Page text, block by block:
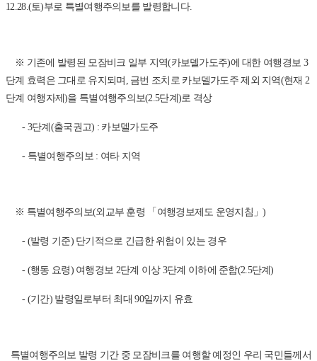
12.28.(토)부로 특별여행주의보를 발령합니다.
※ 기존에 발령된 모잠비크 일부 지역(카보델가도주)에 대한 여행경보 3
단계 효력은 그대로 유지되며, 금번 조치로 카보델가도주 제외 지역(현재 2
단계 여행자제)을 특별여행주의보(2.5단계)로 격상
- 3단계(출국권고) : 카보델가도주
- 특별여행주의보 : 여타 지역
※ 특별여행주의보(외교부 훈령 「여행경보제도 운영지침」)
- (발령 기준) 단기적으로 긴급한 위험이 있는 경우
- (행동 요령) 여행경보 2단계 이상 3단계 이하에 준함(2.5단계)
- (기간) 발령일로부터 최대 90일까지 유효
특별여행주의보 발령 기간 중 모잠비크를 여행할 예정인 우리 국민들께서